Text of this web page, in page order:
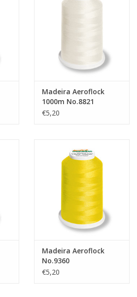
Madeira Aeroflock
1000m No.8821
€5,20
Madeira Aeroflock
No.9360
€5,20